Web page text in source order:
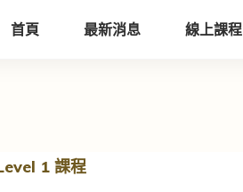
首頁 最新消息 線上課程
1 課程